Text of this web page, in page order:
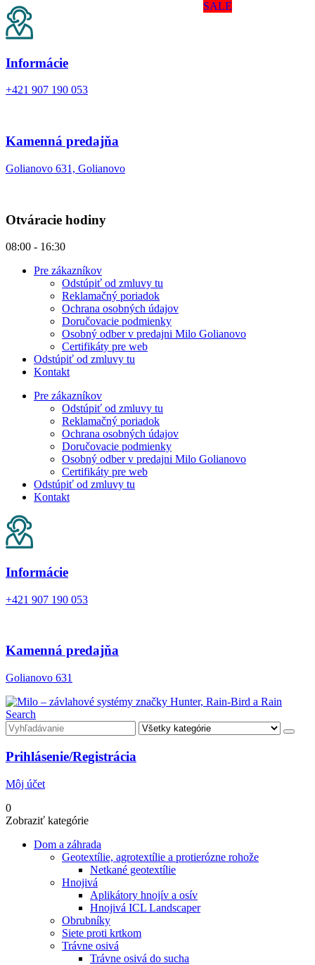
Informácie
+421 907 190 053
Kamenná predajňa
Golianovo 631, Golianovo
Otváracie hodiny
08:00 - 16:30
Pre zákazníkov
Odstúpiť od zmluvy tu
Reklamačný poriadok
Ochrana osobných údajov
Doručovacie podmienky
Osobný odber v predajni Milo Golianovo
Certifikáty pre web
Odstúpiť od zmluvy tu
Kontakt
Pre zákazníkov
Odstúpiť od zmluvy tu
Reklamačný poriadok
Ochrana osobných údajov
Doručovacie podmienky
Osobný odber v predajni Milo Golianovo
Certifikáty pre web
Odstúpiť od zmluvy tu
Kontakt
Informácie
+421 907 190 053
Kamenná predajňa
Golianovo 631
Search
Prihlásenie/Registrácia
Môj účet
0
Zobraziť kategórie
Dom a záhrada
Geotextílie, agrotextílie a protierózne rohože
Netkané geotextílie
Hnojivá
Aplikátory hnojív a osív
Hnojivá ICL Landscaper
Obrubníky
Siete proti krtkom
Trávne osivá
Trávne osivá do sucha
SALE